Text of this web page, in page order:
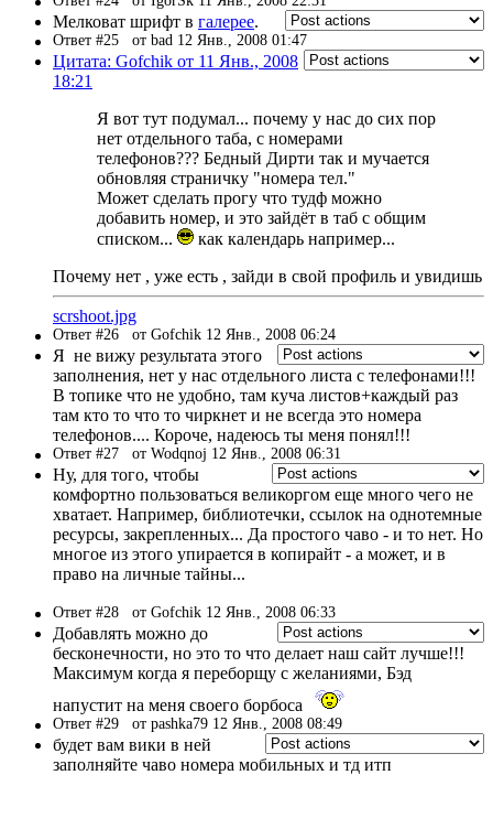
Мелковат шрифт в галерее.
Ответ #25 от bad 12 Янв., 2008 01:47
Цитата: Gofchik от 11 Янв., 2008
18:21
Я вот тут подумал... почему у нас до сих пор
нет отдельного таба, с номерами
телефонов??? Бедный Дирти так и мучается
обновляя страничку "номера тел."
Может сделать прогу что тудф можно
добавить номер, и это зайдёт в таб с общим
списком...
как календарь например...
Почему нет , уже есть , зайди в свой профиль и увидишь
scrshoot.jpg
Ответ #26 от Gofchik 12 Янв., 2008 06:24
Я не вижу результата этого
заполнения, нет у нас отдельного листа с телефонами!!!
В топике что не удобно, там куча листов+каждый раз
там кто то что то чиркнет и не всегда это номера
телефонов.... Короче, надеюсь ты меня понял!!!
Ответ #27 от Wodqnoj 12 Янв., 2008 06:31
Ну, для того, чтобы
комфортно пользоваться великоргом еще много чего не
хватает. Например, библиотечки, ссылок на однотемные
ресурсы, закрепленных... Да простого чаво - и то нет. Но
многое из этого упирается в копирайт - а может, и в
право на личные тайны...
Ответ #28 от Gofchik 12 Янв., 2008 06:33
Добавлять можно до
бесконечности, но это то что делает наш сайт лучше!!!
Максимум когда я переборщу с желаниями, Бэд
напустит на меня своего борбоса
Ответ #29 от pashka79 12 Янв., 2008 08:49
будет вам вики в ней
заполняйте чаво номера мобильных и тд итп